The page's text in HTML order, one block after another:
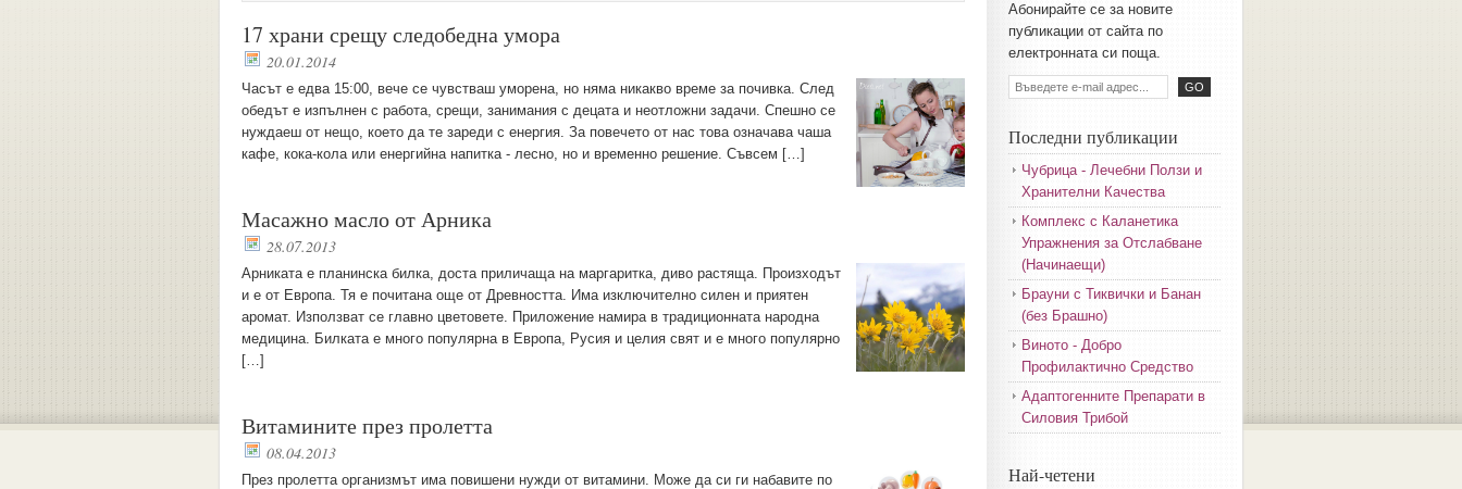
17 храни срещу следобедна умора
20.01.2014
Часът е едва 15:00, вече се чувстваш уморена, но няма никакво време за почивка. След
обедът е изпълнен с работа, срещи, занимания с децата и неотложни задачи. Спешно се
нуждаеш от нещо, което да те зареди с енергия. За повечето от нас това означава чаша
кафе, кока-кола или енергийна напитка - лесно, но и временно решение. Съвсем […]
Масажно масло от Арника
28.07.2013
Арниката е планинска билка, доста приличаща на маргаритка, диво растяща. Произходът
и е от Европа. Тя е почитана още от Древността. Има изключително силен и приятен
аромат. Използват се главно цветовете. Приложение намира в традиционната народна
медицина. Билката е много популярна в Европа, Русия и целия свят и е много популярно
[…]
Витамините през пролетта
08.04.2013
През пролетта организмът има повишени нужди от витамини. Може да си ги набавите по
Aбoниpaйтe ce зa нoвитe
пyбликaции oт caйтa пo
eлeктpoннaтa cи пoщa.
Последни публикации
Чубрица - Лечебни Ползи и
Хранителни Качества
Комплекс с Каланетика
Упражнения за Отслабване
(Начинаещи)
Брауни с Тиквички и Банан
(без Брашно)
Виното - Добро
Профилактично Средство
Адаптогенните Препарати в
Силовия Трибой
Най-четени
... и я въведете в полето: